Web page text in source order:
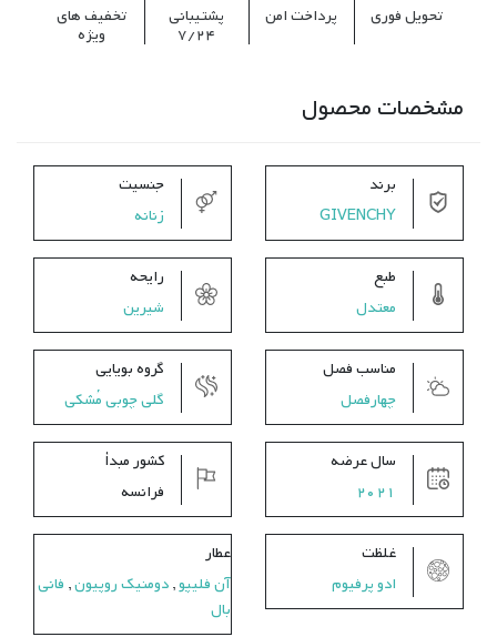
تحویل فوری پرداخت امن پشتیبانی
7/24
تخفیف های
ویژه
مشخصات محصول
برند
GIVENCHY
جنسیت
زنانه
طبع
معتدل
رایحه
شیرین
مناسب فصل
چهارفصل
گروه بویایی
گلی چوبی مُشکی
سال عرضه
2021
کشور مبدأ
فرانسه
غلظت
ادو پرفیوم
عطار
آن فلیپو,دومنیک روپیون, فانی
بال